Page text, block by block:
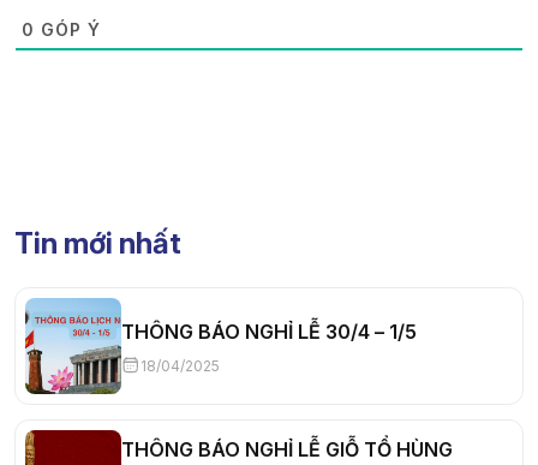
0 GÓP Ý
Tin mới nhất
THÔNG BÁO NGHỈ LỄ 30/4 – 1/5
18/04/2025
THÔNG BÁO NGHỈ LỄ GIỖ TỔ HÙNG